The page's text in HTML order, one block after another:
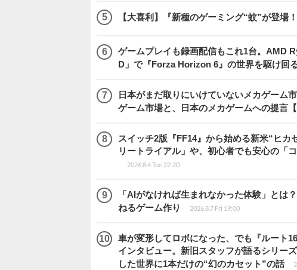
【大喜利】『新種のゲーミング“蚊”が登場
ゲームプレイも録画配信もこれ1台。AMD
D」で『Forza Horizon 6』の世界を駆け回
日本がまだ取りにいけていないメカゲー
ゲーム市場と、日本のメカゲームへの提言
スイッチ2版『FF14』から始める新米“ヒ
リートライアル」や、初心者でも安心の「
2026.8.4 Tue 22:20
「AIがなければ生まれなかった体験」とは
ねるゲーム作り
2026.8.7 Fri 19:00
車が変形してロボになった、でも『ルート
インタビュー。新旧スタッフが語るシリー
した世界に1本だけの“幻のカセット”の話